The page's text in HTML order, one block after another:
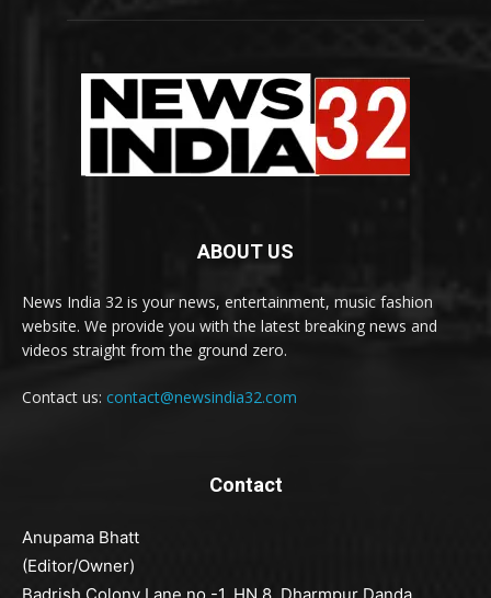
ABOUT US
News India 32 is your news, entertainment, music fashion
website. We provide you with the latest breaking news and
videos straight from the ground zero.
Contact us: contact@newsindia32.com
Contact
Anupama Bhatt
(Editor/Owner)